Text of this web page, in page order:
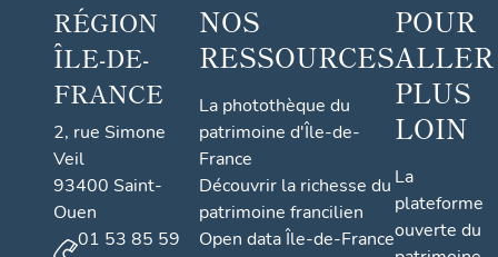
RÉGION
ÎLE-DE-
FRANCE
2, rue Simone
Veil
93400 Saint-
Ouen
01 53 85 59
NOS
RESSOURCES
La photothèque du
patrimoine d'Île-de-
France
Découvrir la richesse du
patrimoine francilien
Open data Île-de-France
POUR
ALLER
PLUS
LOIN
La
plateforme
ouverte du